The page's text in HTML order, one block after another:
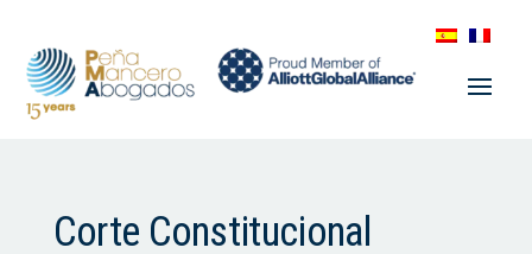
Corte Constitucional